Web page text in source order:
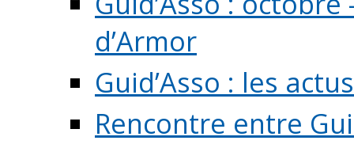
d’Armor
Guid’Asso : les
Rencontre entre